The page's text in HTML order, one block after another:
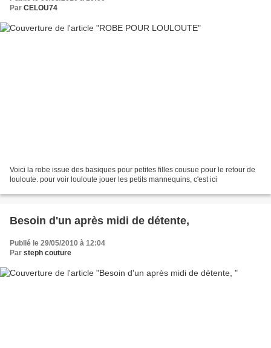
Par CELOU74
Voici la robe issue des basiques pour petites filles cousue pour le retour de
louloute. pour voir louloute jouer les petits mannequins, c'est ici
Besoin d'un après midi de détente,
Publié le 29/05/2010 à 12:04
Par steph couture